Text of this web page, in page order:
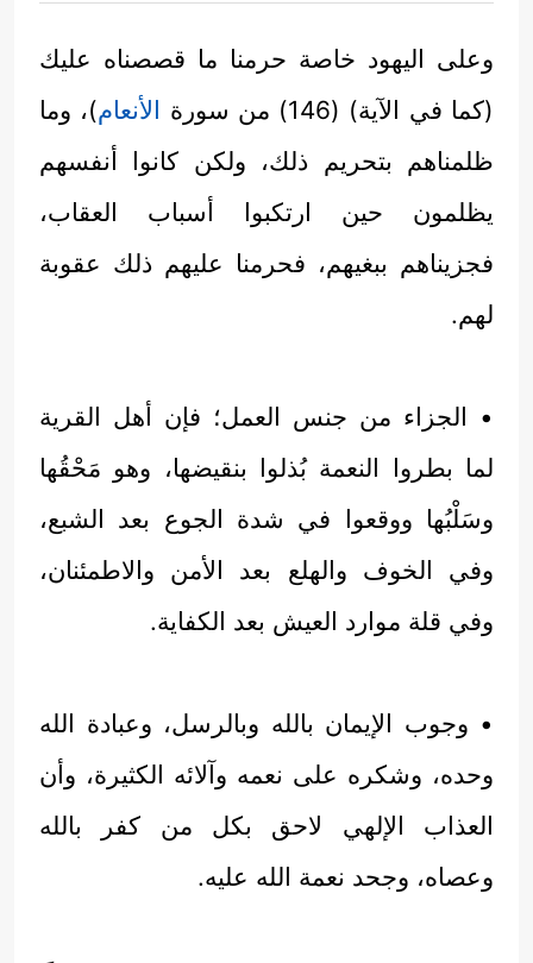
وعلى اليهود خاصة حرمنا ما قصصناه عليك
(كما في الآية) (146) من سورة
الأنعام)، وما
ظلمناهم بتحريم ذلك، ولكن كانوا أنفسهم
يظلمون حين ارتكبوا أسباب العقاب،
فجزيناهم ببغيهم، فحرمنا عليهم ذلك عقوبة
لهم.
• الجزاء من جنس العمل؛ فإن أهل القرية
لما بطروا النعمة بُذلوا بنقيضها، وهو مَحْقُها
وسَلْبُها ووقعوا في شدة الجوع بعد الشبع،
وفي الخوف والهلع بعد الأمن والاطمئنان،
وفي قلة موارد العيش بعد الكفاية.
• وجوب الإيمان بالله وبالرسل، وعبادة الله
وحده، وشكره على نعمه وآلائه الكثيرة، وأن
العذاب الإلهي لاحق بكل من كفر بالله
وعصاه، وجحد نعمة الله عليه.